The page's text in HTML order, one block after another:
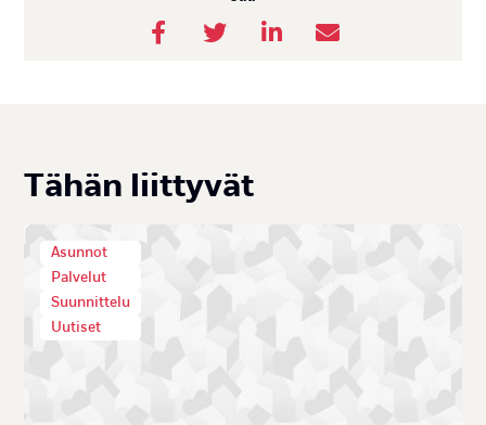
Tä­hän liit­ty­vät
Asunnot
Palvelut
Suunnittelu
Uutiset